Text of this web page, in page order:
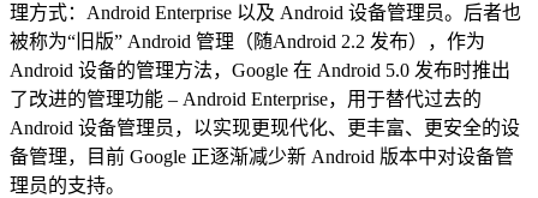
理方式：Android Enterprise 以及 Android 设备管理员。后者也
被称为“旧版” Android 管理（随Android 2.2 发布），作为
Android 设备的管理方法，Google 在 Android 5.0 发布时推出
了改进的管理功能 – Android Enterprise，用于替代过去的
Android 设备管理员，以实现更现代化、更丰富、更安全的设
备管理，目前 Google 正逐渐减少新 Android 版本中对设备管
理员的支持。